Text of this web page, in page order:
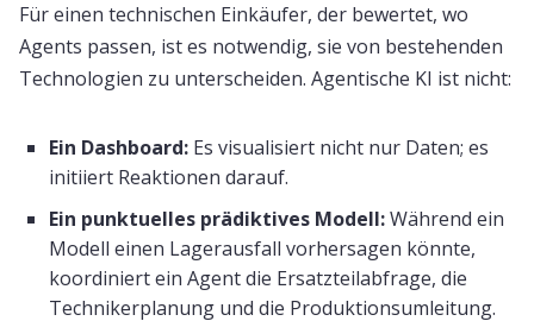
Für einen technischen Einkäufer, der bewertet, wo
Agents passen, ist es notwendig, sie von bestehenden
Technologien zu unterscheiden. Agentische KI ist nicht:
Ein Dashboard: Es visualisiert nicht nur Daten; es
initiiert Reaktionen darauf.
Ein punktuelles prädiktives Modell:Während ein
Modell einen Lagerausfall vorhersagen könnte,
koordiniert ein Agent die Ersatzteilabfrage, die
Technikerplanung und die Produktionsumleitung.